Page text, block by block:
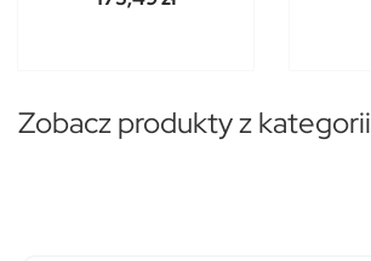
Zobacz produkty z kategorii